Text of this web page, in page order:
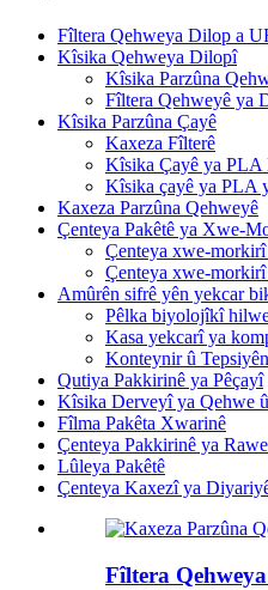
Fîltera Qehweya Dilop a
Kîsika Qehweya Dilopî
Kîsika Parzûna
Fîltera Qehweyê ya
Kîsika Parzûna Çayê
Kaxeza Fîlterê
Kîsika Çayê ya PLA
Kîsika çayê ya PLA
Kaxeza Parzûna Qehweyê
Çenteya Pakêtê ya Xwe-
Çenteya xwe-
Çenteya xwe-
Amûrên sifrê yên yekcar
Pêlka biyolojîkî
Kasa yekcarî ya
Konteynir û
Qutiya Pakkirinê ya Pêçayî
Kîsika Derveyî ya Qehwe
Fîlma Pakêta Xwarinê
Çenteya Pakkirinê ya
Lûleya Pakêtê
Çenteya Kaxezî ya
Fîltera